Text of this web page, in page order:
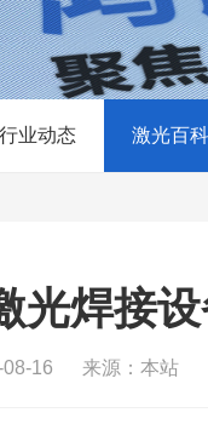
行业动态 激光百科
光焊接
16 来源：本站